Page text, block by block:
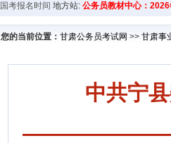
国考报名时间 地方站: 公务员教材中心：
您的当前位置： 甘肃公务员考试网 >> 甘肃事
中共宁